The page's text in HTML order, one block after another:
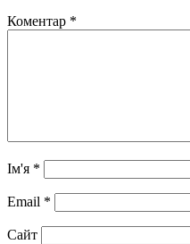
Коментар *
Ім'я *
Email *
Сайт